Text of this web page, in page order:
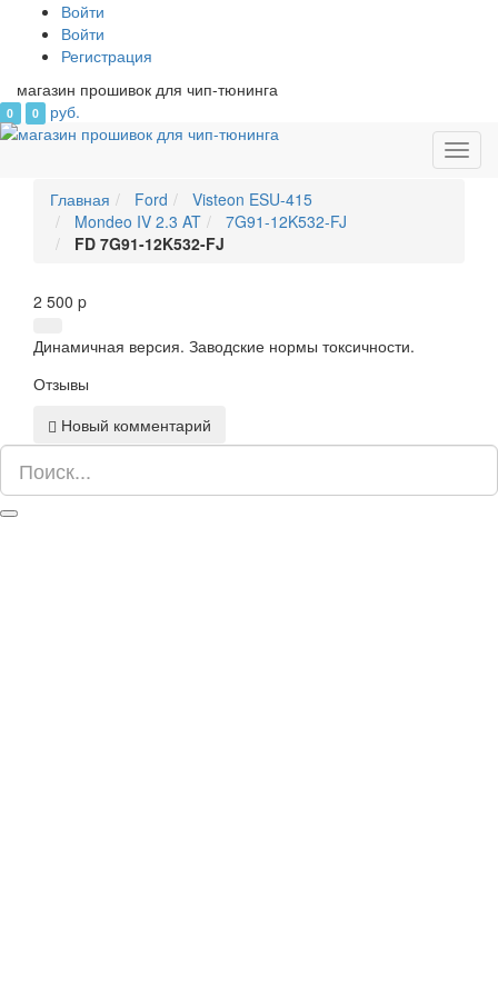
Войти
Войти
Регистрация
магазин прошивок для чип-тюнинга
0 0
руб.
Главная
Ford
Visteon ESU-415
Mondeo IV 2.3 AT
7G91-12K532-FJ
FD 7G91-12K532-FJ
2 500 p
Динамичная версия. Заводские нормы токсичности.
Отзывы
Новый комментарий